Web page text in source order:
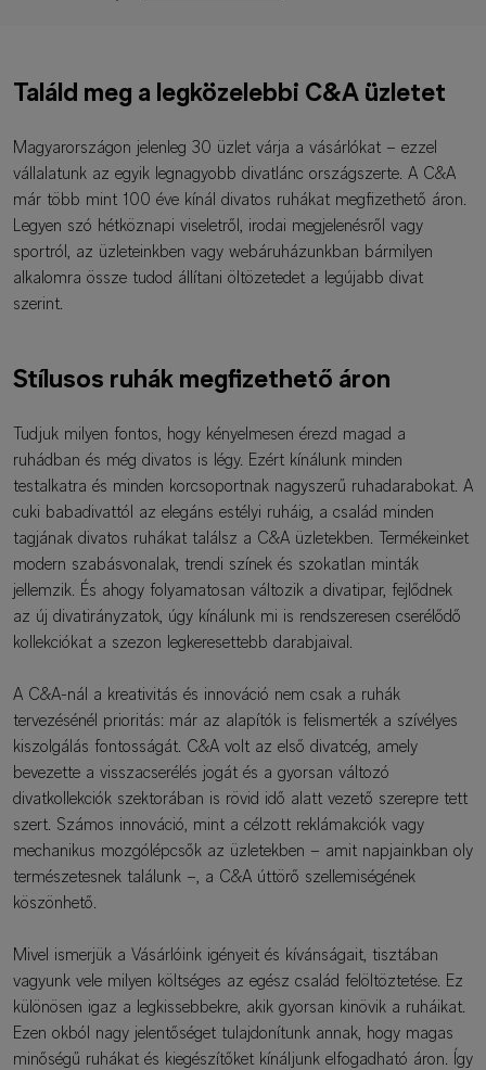
Találd meg a legközelebbi C&A üzletet
Magyarországon jelenleg 30 üzlet várja a vásárlókat – ezzel
vállalatunk az egyik legnagyobb divatlánc országszerte. A C&A
már több mint 100 éve kínál divatos ruhákat megfizethető áron.
Legyen szó hétköznapi viseletről, irodai megjelenésről vagy
sportról, az üzleteinkben vagy webáruházunkban bármilyen
alkalomra össze tudod állítani öltözetedet a legújabb divat
szerint.
Stílusos ruhák megfizethető áron
Tudjuk milyen fontos, hogy kényelmesen érezd magad a
ruhádban és még divatos is légy. Ezért kínálunk minden
testalkatra és minden korcsoportnak nagyszerű ruhadarabokat. A
cuki babadivattól az elegáns estélyi ruháig, a család minden
tagjának divatos ruhákat találsz a C&A üzletekben. Termékeinket
modern szabásvonalak, trendi színek és szokatlan minták
jellemzik. És ahogy folyamatosan változik a divatipar, fejlődnek
az új divatirányzatok, úgy kínálunk mi is rendszeresen cserélődő
kollekciókat a szezon legkeresettebb darabjaival.
A C&A-nál a kreativitás és innováció nem csak a ruhák
tervezésénél prioritás: már az alapítók is felismerték a szívélyes
kiszolgálás fontosságát. C&A volt az első divatcég, amely
bevezette a visszacserélés jogát és a gyorsan változó
divatkollekciók szektorában is rövid idő alatt vezető szerepre tett
szert. Számos innováció, mint a célzott reklámakciók vagy
mechanikus mozgólépcsők az üzletekben – amit napjainkban oly
természetesnek találunk –, a C&A úttörő szellemiségének
köszönhető.
Mivel ismerjük a Vásárlóink igényeit és kívánságait, tisztában
vagyunk vele milyen költséges az egész család felöltöztetése. Ez
különösen igaz a legkissebbekre, akik gyorsan kinövik a ruháikat.
Ezen okból nagy jelentőséget tulajdonítunk annak, hogy magas
minőségű ruhákat és kiegészítőket kínáljunk elfogadható áron. Így